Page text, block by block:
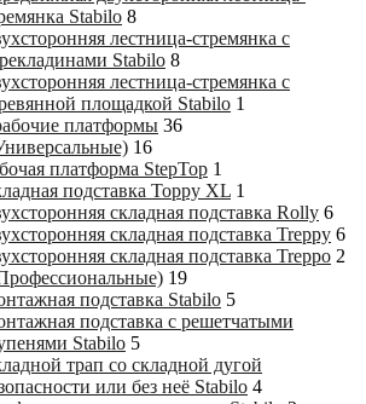
Stabilo 8
лестница-стремянка с
Stabilo 8
лестница-стремянка с
площадкой Stabilo 1
платформы 36
16
платформа StepTop 1
подставка Toppy XL 1
складная подставка Rolly 6
складная подставка Treppy 6
складная подставка Treppo 2
19
подставка Stabilo 5
подставка с решетчатыми
Stabilo 5
трап со складной дугой
или без неё Stabilo 4